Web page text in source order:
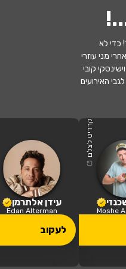
חיפה
כפר סבא
!
כדי לא
מני עוזרי
קובי
האירועים
קרדיט לצלם
Moshe
עידן אלתרמן
Edan Alterman
לעקוב